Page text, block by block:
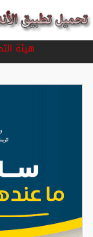
هيئة